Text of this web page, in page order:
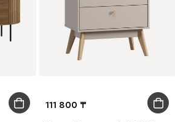
111 800